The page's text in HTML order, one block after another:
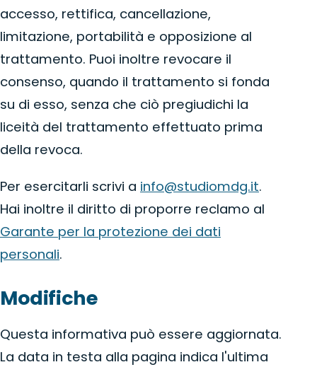
accesso, rettifica, cancellazione,
limitazione, portabilità e opposizione al
trattamento. Puoi inoltre revocare il
consenso, quando il trattamento si fonda
su di esso, senza che ciò pregiudichi la
liceità del trattamento effettuato prima
della revoca.
Per esercitarli scrivi a info@studiomdg.it.
Hai inoltre il diritto di proporre reclamo al
Garante per la protezione dei dati
personali.
Modifiche
Questa informativa può essere aggiornata.
La data in testa alla pagina indica l'ultima